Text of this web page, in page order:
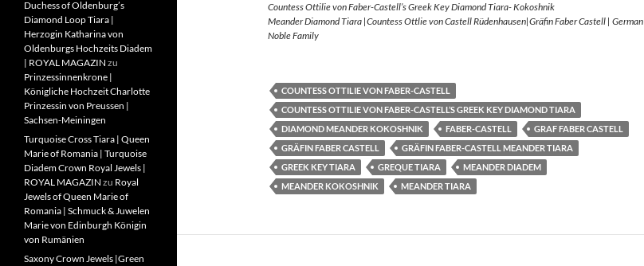
Countess Ottilie von Faber-Castell’s Greek Key Diamond Tiara- Kokoshnik
Meander Diamond Tiara |Countess Ottlie von Castell Rüdenhausen|Gräfin Faber Castell | German
Noble Family
COUNTESS OTTILIE VON FABER-CASTELL
COUNTESS OTTILIE VON FABER-CASTELL’S GREEK KEY DIAMOND TIARA
DIAMOND MEANDER KOKOSHNIK
FABER-CASTELL
GRAF FABER CASTELL
GRÄFIN FABER CASTELL
GRÄFIN FABER-CASTELL MEANDER TIARA
GREEK KEY TIARA
GREQUE TIARA
MEANDER DIADEM
MEANDER KOKOSHNIK
MEANDER TIARA
Duchess of Oldenburg’s
Diamond Loop Tiara |
Herzogin Katharina von
Oldenburgs Hochzeits Diadem
| ROYAL MAGAZIN zu
Prinzessinnenkrone |
Königliche Hochzeit Charlotte
Prinzessin von Preussen |
Sachsen-Meiningen
Turquoise Cross Tiara | Queen
Marie of Romania | Turquoise
Diadem Crown Royal Jewels |
ROYAL MAGAZIN zu Royal
Jewels of Queen Marie of
Romania | Schmuck & Juwelen
Marie von Edinburgh Königin
von Rumänien
Saxony Crown Jewels |Green